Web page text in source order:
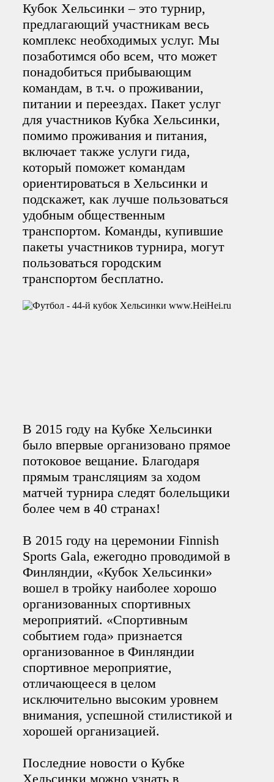
Кубок Хельсинки – это турнир,
предлагающий участникам весь
комплекс необходимых услуг. Мы
позаботимся обо всем, что может
понадобиться прибывающим
командам, в т.ч. о проживании,
питании и переездах. Пакет услуг
для участников Кубка Хельсинки,
помимо проживания и питания,
включает также услуги гида,
который поможет командам
ориентироваться в Хельсинки и
подскажет, как лучше пользоваться
удобным общественным
транспортом. Команды, купившие
пакеты участников турнира, могут
пользоваться городским
транспортом бесплатно.
В 2015 году на Кубке Хельсинки
было впервые организовано прямое
потоковое вещание. Благодаря
прямым трансляциям за ходом
матчей турнира следят болельщики
более чем в 40 странах!
В 2015 году на церемонии Finnish
Sports Gala, ежегодно проводимой в
Финляндии, «Кубок Хельсинки»
вошел в тройку наиболее хорошо
организованных спортивных
мероприятий. «Спортивным
событием года» признается
организованное в Финляндии
спортивное мероприятие,
отличающееся в целом
исключительно высоким уровнем
внимания, успешной стилистикой и
хорошей организацией.
Последние новости о Кубке
Хельсинки можно узнать в